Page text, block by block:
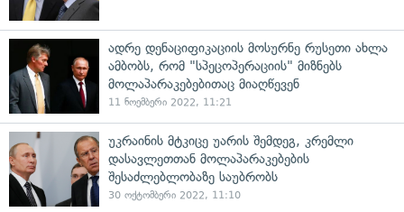
ადრე დენაციფიკაციის მოსურნე რუსეთი ახლა
ამბობს, რომ "სპეცოპერაციის" მიზნებს
მოლაპარაკებებითაც მიაღწევენ
11 ნოემბერი 2022, 11:21
უკრაინის მტკიცე უარის შემდეგ, კრემლი
დასავლეთთან მოლაპარაკებების
შესაძლებლობაზე საუბრობს
30 ოქტომბერი 2022, 11:10